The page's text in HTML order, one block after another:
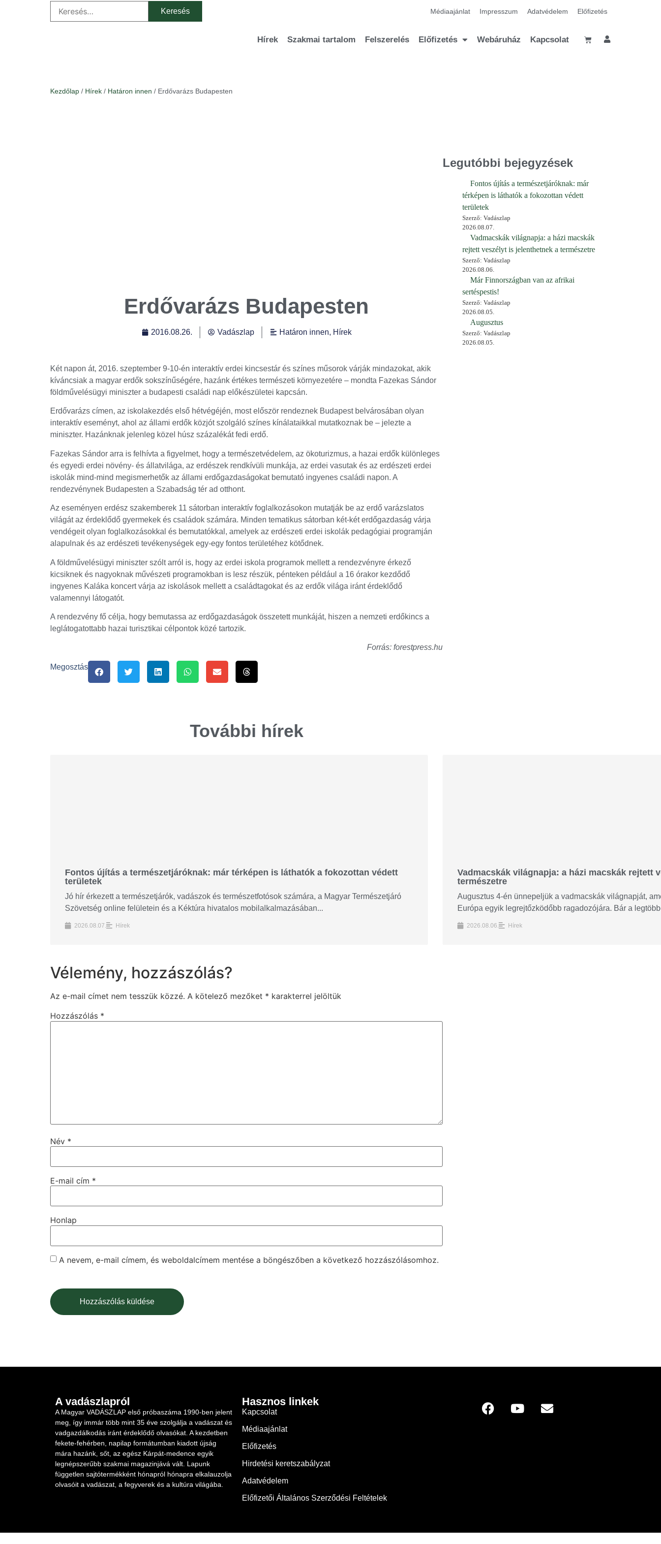
Médiaajánlat Impresszum Adatvédelem Előfizetés
Hírek Szakmai tartalom Felszerelés Előfizetés Webáruház Kapcsolat
Kezdőlap / Hírek / Határon innen / Erdővarázs Budapesten
Erdővarázs Budapesten
2016.08.26. Vadászlap Határon innen, Hírek
Két napon át, 2016. szeptember 9-10-én interaktív erdei kincsestár és színes műsorok várják mindazokat, akik
kíváncsiak a magyar erdők sokszínűségére, hazánk értékes természeti környezetére – mondta Fazekas Sándor
földművelésügyi miniszter a budapesti családi nap előkészületei kapcsán.
Erdővarázs címen, az iskolakezdés első hétvégéjén, most először rendeznek Budapest belvárosában olyan
interaktív eseményt, ahol az állami erdők közjót szolgáló színes kínálataikkal mutatkoznak be – jelezte a
miniszter. Hazánknak jelenleg közel húsz százalékát fedi erdő.
Fazekas Sándor arra is felhívta a figyelmet, hogy a természetvédelem, az ökoturizmus, a hazai erdők különleges
és egyedi erdei növény- és állatvilága, az erdészek rendkívüli munkája, az erdei vasutak és az erdészeti erdei
iskolák mind-mind megismerhetők az állami erdőgazdaságokat bemutató ingyenes családi napon. A
rendezvénynek Budapesten a Szabadság tér ad otthont.
Az eseményen erdész szakemberek 11 sátorban interaktív foglalkozásokon mutatják be az erdő varázslatos
világát az érdeklődő gyermekek és családok számára. Minden tematikus sátorban két-két erdőgazdaság várja
vendégeit olyan foglalkozásokkal és bemutatókkal, amelyek az erdészeti erdei iskolák pedagógiai programján
alapulnak és az erdészeti tevékenységek egy-egy fontos területéhez kötődnek.
A földművelésügyi miniszter szólt arról is, hogy az erdei iskola programok mellett a rendezvényre érkező
kicsiknek és nagyoknak művészeti programokban is lesz részük, pénteken például a 16 órakor kezdődő
ingyenes Kaláka koncert várja az iskolások mellett a családtagokat és az erdők világa iránt érdeklődő
valamennyi látogatót.
A rendezvény fő célja, hogy bemutassa az erdőgazdaságok összetett munkáját, hiszen a nemzeti erdőkincs a
leglátogatottabb hazai turisztikai célpontok közé tartozik.
Forrás: forestpress.hu
Megosztás
További hírek
Fontos újítás a természetjáróknak: már térképen is láthatók a fokozottan védett
területek
Jó hír érkezett a természetjárók, vadászok és természetfotósok számára, a Magyar Természetjáró
Szövetség online felületein és a Kéktúra hivatalos mobilalkalmazásában...
2026.08.07. Hírek
Vadmacskák világnapja: a házi macskák rejtett
természetre
Augusztus 4-én ünnepeljük a vadmacskák világnapját,
Európa egyik legrejtőzködőbb ragadozójára. Bár a
2026.08.06. Hírek
Vélemény, hozzászólás?
Az e-mail címet nem tesszük közzé. A kötelező mezőket * karakterrel jelöltük
Hozzászólás *
Név *
E-mail cím *
Honlap
A nevem, e-mail címem, és weboldalcímem mentése a böngészőben a következő hozzászólásomhoz.
Legutóbbi bejegyzések
Fontos újítás a természetjáróknak: már
térképen is láthatók a fokozottan védett
területek
Szerző: Vadászlap
2026.08.07.
Vadmacskák világnapja: a házi macskák
rejtett veszélyt is jelenthetnek a természetre
Szerző: Vadászlap
2026.08.06.
Már Finnországban van az afrikai
sertéspestis!
Szerző: Vadászlap
2026.08.05.
Augusztus
Szerző: Vadászlap
2026.08.05.
A vadászlapról
A Magyar VADÁSZLAP első próbaszáma 1990-ben jelent
meg, így immár több mint 35 éve szolgálja a vadászat és
vadgazdálkodás iránt érdeklődő olvasókat. A kezdetben
fekete-fehérben, napilap formátumban kiadott újság
mára hazánk, sőt, az egész Kárpát-medence egyik
legnépszerűbb szakmai magazinjává vált. Lapunk
független sajtótermékként hónapról hónapra elkalauzolja
olvasóit a vadászat, a fegyverek és a kultúra világába.
Hasznos linkek
Kapcsolat
Médiaajánlat
Előfizetés
Hirdetési keretszabályzat
Adatvédelem
Előfizetői Általános Szerződési Feltételek